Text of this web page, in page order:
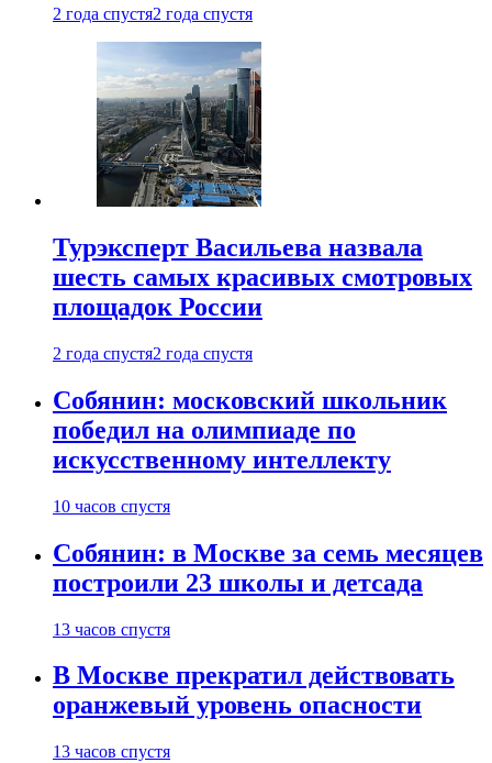
2 года спустя2 года спустя
Турэксперт Васильева назвала
шесть самых красивых смотровых
площадок России
2 года спустя2 года спустя
Собянин: московский школьник
победил на олимпиаде по
искусственному интеллекту
10 часов спустя
Собянин: в Москве за семь месяцев
построили 23 школы и детсада
13 часов спустя
В Москве прекратил действовать
оранжевый уровень опасности
13 часов спустя